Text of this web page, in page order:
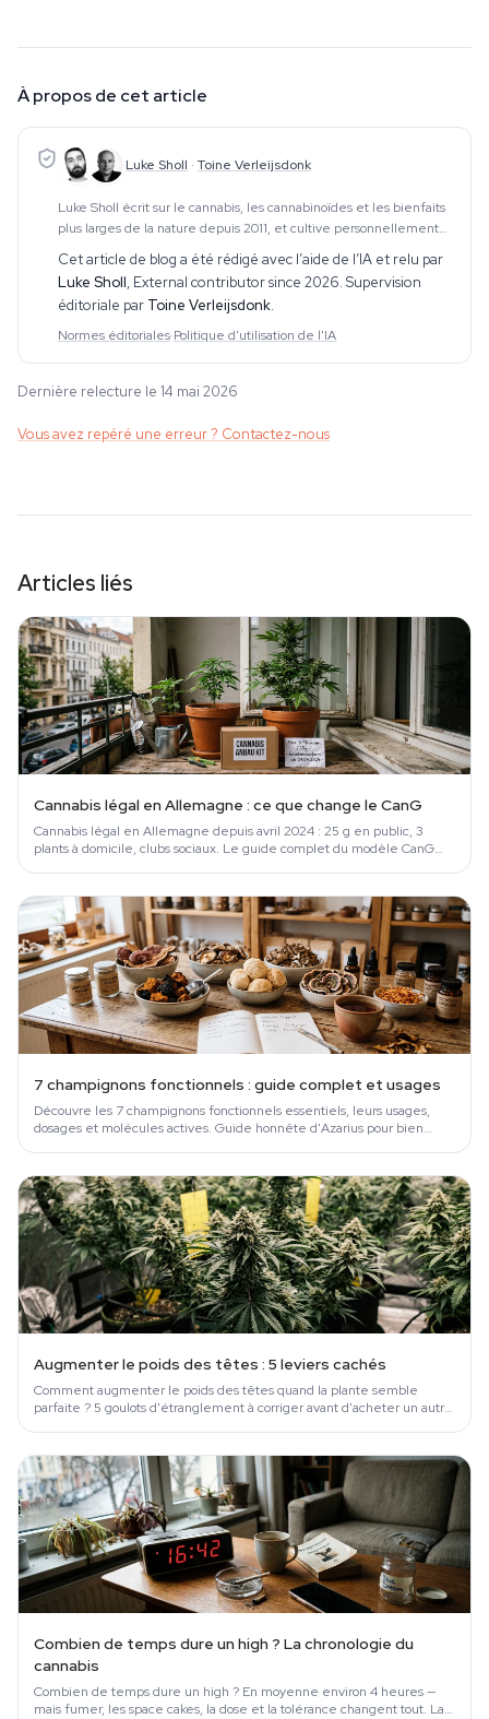
À propos de cet article
Luke Sholl · Toine Verleijsdonk
Luke Sholl écrit sur le cannabis, les cannabinoïdes et les bienfaits
plus larges de la nature depuis 2011, et cultive personnellement
d'une décennie. Cette e
Cet article de blog a été rédigé avec l’aide de l’IA et relu par
Luke Sholl, External contributor since 2026. Supervision
éditoriale par Toine Verleijsdonk.
Normes éditoriales·Politique d'utilisation de l'IA
Dernière relecture le 14 mai 2026
Vous avez repéré une erreur ? Contactez-nous
Articles liés
Cannabis légal en Allemagne : ce que change le CanG
Cannabis légal en Allemagne depuis avril 2024 : 25 g en public, 3
plants à domicile, clubs sociaux. Le guide complet du modèle CanG
7 champignons fonctionnels : guide complet et usages
Découvre les 7 champignons fonctionnels essentiels, leurs usages,
dosages et molécules actives. Guide honnête d'Azarius pour bien
Augmenter le poids des têtes : 5 leviers cachés
Comment augmenter le poids des têtes quand la plante semble
parfaite ? 5 goulots d'étranglement à corriger avant d'acheter un autre
Combien de temps dure un high ? La chronologie du
cannabis
Combien de temps dure un high ? En moyenne environ 4 heures —
mais fumer, les space cakes, la dose et la tolérance changent tout. La